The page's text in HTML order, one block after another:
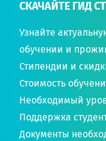
СКАЧАЙТЕ ГИД
Узнайте
обучении и
Стипендии и
Стоимость
Необходимый
Поддержка
Документы